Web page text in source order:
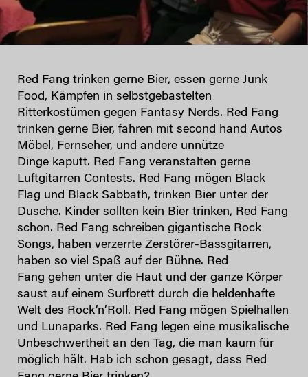
Red Fang trinken gerne Bier, essen gerne Junk
Food, Kämpfen in selbstgebastelten
Ritterkostümen gegen Fantasy Nerds. Red Fang
trinken gerne Bier, fahren mit second hand Autos
Möbel, Fernseher, und andere unnütze
Dinge kaputt. Red Fang veranstalten gerne
Luftgitarren Contests. Red Fang mögen Black
Flag und Black Sabbath, trinken Bier unter der
Dusche. Kinder sollten kein Bier trinken, Red Fang
schon. Red Fang schreiben gigantische Rock
Songs, haben verzerrte Zerstörer-Bassgitarren,
haben so viel Spaß auf der Bühne. Red
Fang gehen unter die Haut und der ganze Körper
saust auf einem Surfbrett durch die heldenhafte
Welt des Rock’n’Roll. Red Fang mögen Spielhallen
und Lunaparks. Red Fang legen eine musikalische
Unbeschwertheit an den Tag, die man kaum für
möglich hält. Hab ich schon gesagt, dass Red